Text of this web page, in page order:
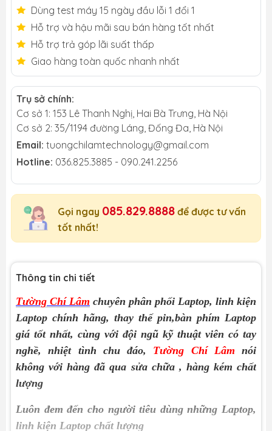
Dùng test máy 15 ngày đầu lỗi 1 đổi 1
Hỗ trợ và hậu mãi sau bán hàng tốt nhất
Hỗ trợ trả góp lãi suất thấp
Giao hàng toàn quốc nhanh nhất
Trụ sở chính:
Cơ sở 1: 153 Lê Thanh Nghị, Hai Bà Trưng, Hà Nội
Cơ sở 2: 35/1194 đường Láng, Đống Đa, Hà Nội
Email: tuongchilamtechnology@gmail.com
Hotline: 036.825.3885 - 090.241.2256
Gọi ngay 085.829.8888 để được tư vấn
tốt nhất!
Thông tin chi tiết
Tường Chí Lâm chuyên phân phối Laptop, linh kiện
Laptop chính hãng, thay thế pin,bàn phím Laptop
giá tốt nhất, cùng với đội ngũ kỹ thuật viên có tay
nghề, nhiệt tình chu đáo, Tường Chí Lâm nói
không với hàng đã qua sửa chữa , hàng kém chất
lượng
Luôn đem đến cho người tiêu dùng những Laptop,
linh kiện Laptop chất lượng